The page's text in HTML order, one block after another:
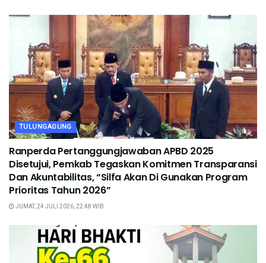
TULUNGAGUNG
Ranperda Pertanggungjawaban APBD 2025
Disetujui, Pemkab Tegaskan Komitmen Transparansi
Dan Akuntabilitas, “Silfa Akan Di Gunakan Program
Prioritas Tahun 2026”
JUMAT, 24 JULI 2026, 22:48 WIB